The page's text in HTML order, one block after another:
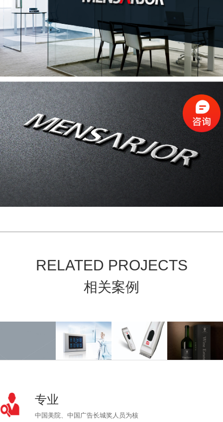
RELATED PROJECTS
相关案例
专业
中国美院、中国广告长城奖人员为核